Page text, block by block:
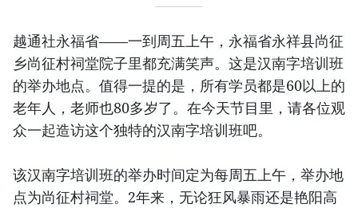
越通社永福省——一到周五上午，永福省永祥县尚征
乡尚征村祠堂院子里都充满笑声。这是汉南字培训班
的举办地点。值得一提的是，所有学员都是60以上的
老年人，老师也80多岁了。在今天节目里，请各位观
众一起造访这个独特的汉南字培训班吧。
该汉南字培训班的举办时间定为每周五上午，举办地
点为尚征村祠堂。2年来，无论狂风暴雨还是艳阳高